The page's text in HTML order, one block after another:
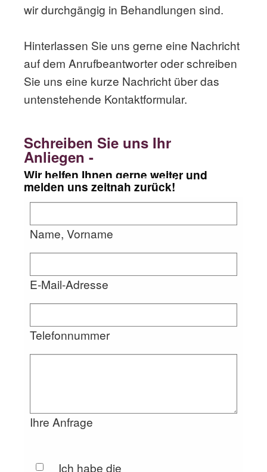
wir durchgängig in Behandlungen sind.
Hinterlassen Sie uns gerne eine Nachricht
auf dem Anrufbeantworter oder schreiben
Sie uns eine kurze Nachricht über das
untenstehende Kontaktformular.
Schreiben Sie uns Ihr
Anliegen -
Wir helfen Ihnen gerne weiter und
melden uns zeitnah zurück!
Name, Vorname
E-Mail-Adresse
Telefonnummer
Ihre Anfrage
Ich habe die